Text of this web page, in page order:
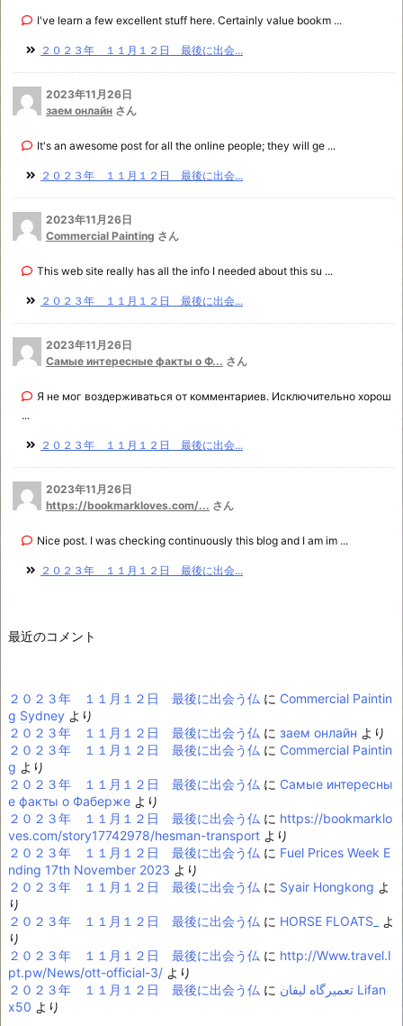
I've learn a few excellent stuff here. Certainly value bookm ...
２０２３年 １１月１２日 最後に出会...
2023年11月26日
заем онлайн さん
It's an awesome post for all the online people; they will ge ...
２０２３年 １１月１２日 最後に出会...
2023年11月26日
Commercial Painting さん
This web site really has all the info I needed about this su ...
２０２３年 １１月１２日 最後に出会...
2023年11月26日
Самые интересные факты о Ф... さん
Я не мог воздерживаться от комментариев. Исключительно хорош
...
２０２３年 １１月１２日 最後に出会...
2023年11月26日
https://bookmarkloves.com/... さん
Nice post. I was checking continuously this blog and I am im ...
２０２３年 １１月１２日 最後に出会...
最近のコメント
２０２３年 １１月１２日 最後に出会う仏 に Commercial Paintin
g Sydney より
２０２３年 １１月１２日 最後に出会う仏 に заем онлайн より
２０２３年 １１月１２日 最後に出会う仏 に Commercial Paintin
g より
２０２３年 １１月１２日 最後に出会う仏 に Самые интересны
е факты о Фаберже より
２０２３年 １１月１２日 最後に出会う仏 に https://bookmarklo
ves.com/story17742978/hesman-transport より
２０２３年 １１月１２日 最後に出会う仏 に Fuel Prices Week E
nding 17th November 2023 より
２０２３年 １１月１２日 最後に出会う仏 に Syair Hongkong よ
り
２０２３年 １１月１２日 最後に出会う仏 に HORSE FLOATS_
よ
り
２０２３年 １１月１２日 最後に出会う仏 に http://Www.travel.I
pt.pw/News/ott-official-3/ より
２０２３年 １１月１２日 最後に出会う仏 に تعمیرگاه لیفان Lifan
x50 より